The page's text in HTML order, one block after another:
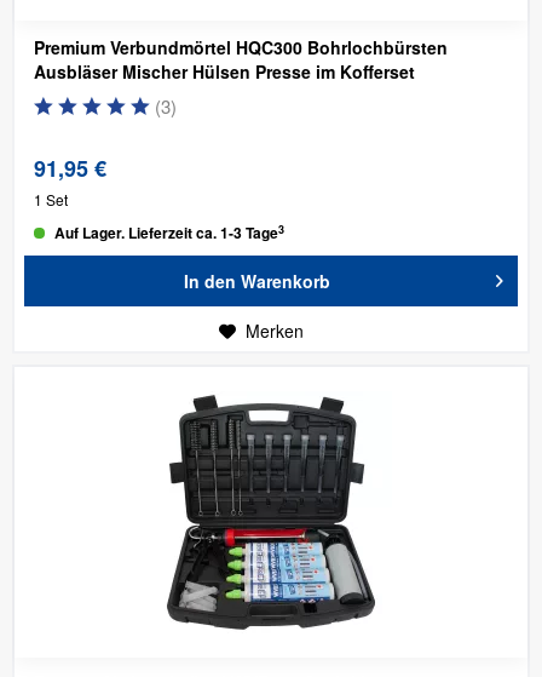
Premium Verbundmörtel HQC300 Bohrlochbürsten
Ausbläser Mischer Hülsen Presse im Kofferset
(3)
91,95 €
1 Set
Auf Lager. Lieferzeit ca. 1-3 Tage3
In den Warenkorb
Merken